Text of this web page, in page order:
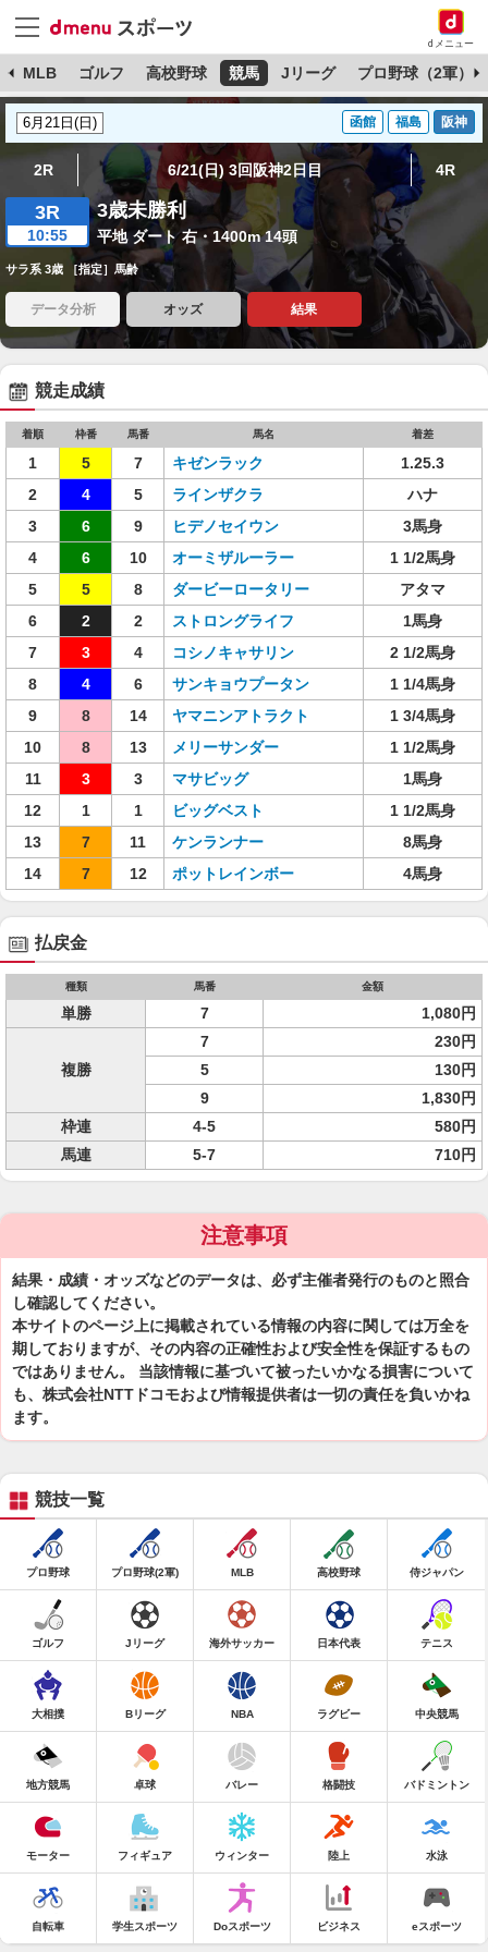
dメニュー
MLB ゴルフ 高校野球 競馬 Jリーグ プロ野球（2軍）
函館 福島 阪神
2R 6/21(日) 3回阪神2日目 4R
3R
10:55
3歳未勝利
平地 ダート 右・1400m 14頭
サラ系 3歳 ［指定］馬齢
データ分析 オッズ 結果
競走成績
着順 枠番 馬番 馬名 着差
1 5 7 キゼンラック
1.25.3
2
4 5 ラインザクラ
ハナ
3
6 9 ヒデノセイウン
3馬身
4
6 10 オーミザルーラー
1 1/2馬身
5
5 8 ダービーロータリー
アタマ
6
2 2 ストロングライフ
1馬身
7
3 4 コシノキャサリン
2 1/2馬身
8
4 6 サンキョウプータン
1 1/4馬身
9
8 14 ヤマニンアトラクト
1 3/4馬身
10
8 13 メリーサンダー
1 1/2馬身
11
3 3 マサビッグ
1馬身
12
1 1 ビッグベスト
1 1/2馬身
13
7 11 ケンランナー
8馬身
14
7 12 ポットレインボー 4馬身
払戻金
種類 馬番 金額
単勝 7 1,080円
複勝
7
230円
5
130円
9
1,830円
枠連
4-5
580円
馬連
5-7 710円
注意事項
結果・成績・オッズなどのデータは、必ず主催者発行のものと照合
し確認してください。
本サイトのページ上に掲載されている情報の内容に関しては万全を
期しておりますが、その内容の正確性および安全性を保証するもの
ではありません。 当該情報に基づいて被ったいかなる損害について
も、株式会社NTTドコモおよび情報提供者は一切の責任を負いかね
ます。
競技一覧
プロ野球 プロ野球(2軍) MLB 高校野球 侍ジャパン
ゴルフ Jリーグ 海外サッカー 日本代表 テニス
大相撲 Bリーグ NBA ラグビー 中央競馬
地方競馬 卓球 バレー 格闘技 バドミントン
モーター フィギュア ウィンター 陸上 水泳
自転車 学生スポーツ Doスポーツ ビジネス eスポーツ